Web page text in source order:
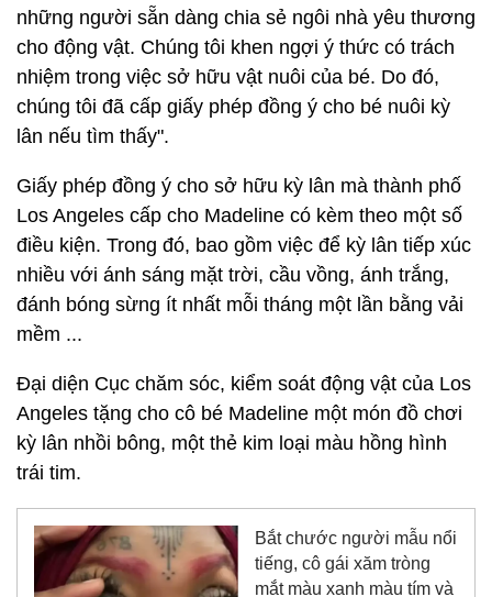
những người sẵn dàng chia sẻ ngôi nhà yêu thương
cho động vật. Chúng tôi khen ngợi ý thức có trách
nhiệm trong việc sở hữu vật nuôi của bé. Do đó,
chúng tôi đã cấp giấy phép đồng ý cho bé nuôi kỳ
lân nếu tìm thấy".
Giấy phép đồng ý cho sở hữu kỳ lân mà thành phố
Los Angeles cấp cho Madeline có kèm theo một số
điều kiện. Trong đó, bao gồm việc để kỳ lân tiếp xúc
nhiều với ánh sáng mặt trời, cầu vồng, ánh trắng,
đánh bóng sừng ít nhất mỗi tháng một lần bằng vải
mềm ...
Đại diện Cục chăm sóc, kiểm soát động vật của Los
Angeles tặng cho cô bé Madeline một món đồ chơi
kỳ lân nhồi bông, một thẻ kim loại màu hồng hình
trái tim.
Bắt chước người mẫu nổi
tiếng, cô gái xăm tròng
mắt màu xanh màu tím và